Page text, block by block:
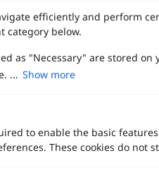
efficiently and perform
category below.
as "Necessary" are stored
... Show more
to enable the basic
These cookies do not
ทยาร์ด บาย แมริออท กรุงเทพฯ สุ
สำหรับคู่รักที่ต้องการต้อนรับแขกคนสำ